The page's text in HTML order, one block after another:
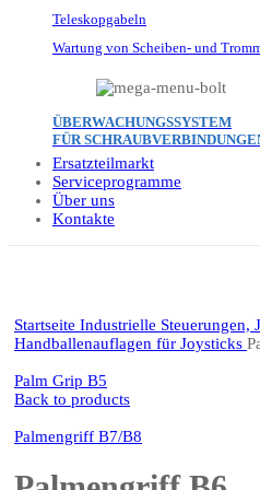
Teleskopgabeln
Wartung von Scheiben- und
ÜBERWACHUNGSSYSTEM
FÜR
Ersatzteilmarkt
Serviceprogramme
Über uns
Kontakte
Startseite Industrielle Steuerungen,
Handballenauflagen für Joysticks
Palm Grip B5
Back to products
Palmengriff B7/B8